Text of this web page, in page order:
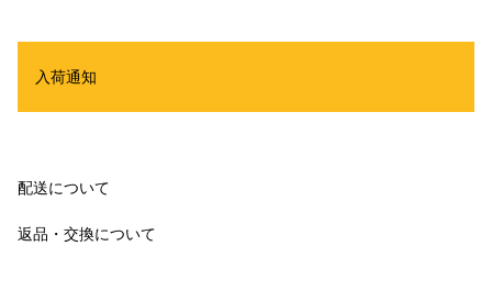
入荷通知
配送について
返品・交換について